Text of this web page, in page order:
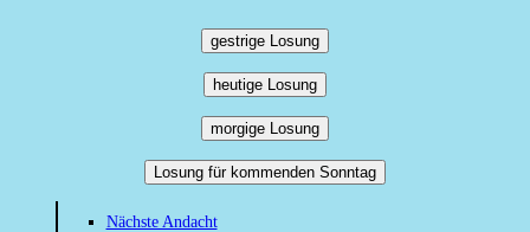
gestrige Losung
heutige Losung
morgige Losung
Losung für kommenden Sonntag
Nächste Andacht